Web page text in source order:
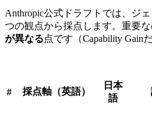
Anthropic公式ドラフトでは、ジ
つの観点から採点します。重要な
が異なる点です（Capability Gain
# 採点軸（英語）
日本
語